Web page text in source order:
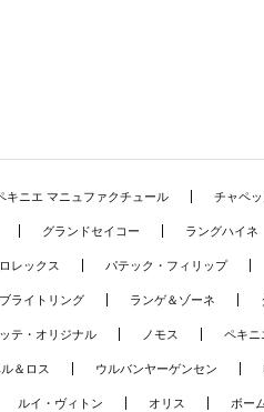
キニエ マニュファクチュール チャペッ
グランドセイコー ラングハイネ
ロレックス パテック・フィリップ
ブライトリング ランゲ＆ゾーネ
テ・オリジナル ノモス ペキニ
＆ロス ウルバンヤーゲンセン
ルイ・ヴィトン オリス ボー